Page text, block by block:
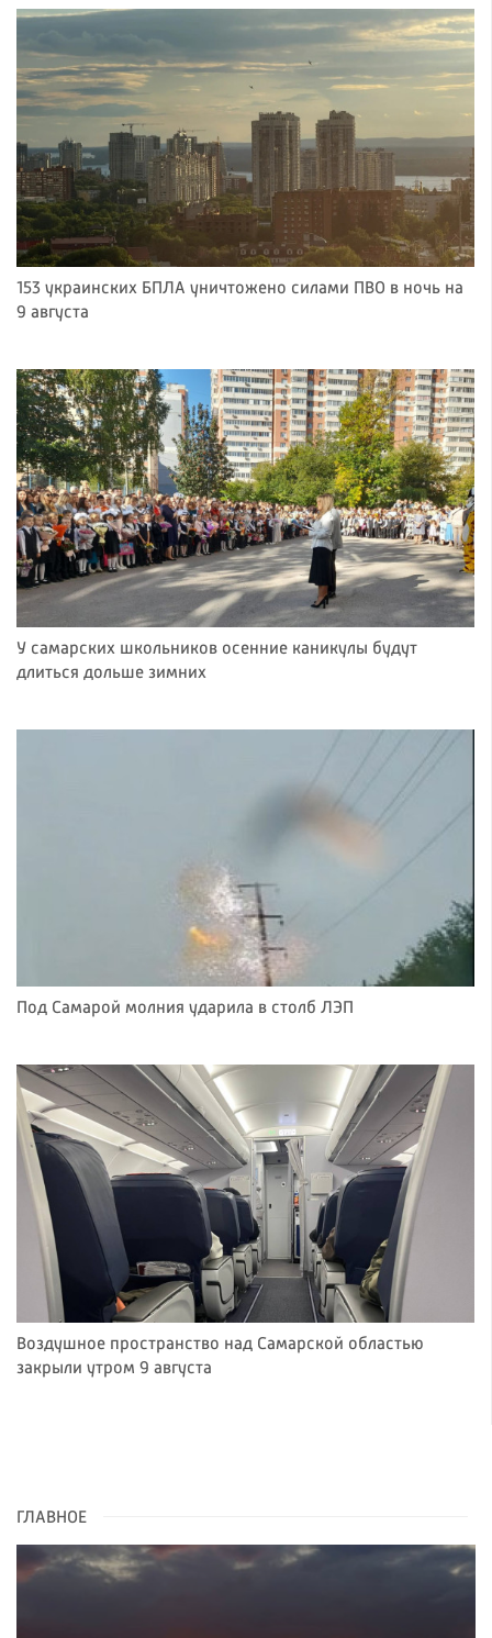
153 украинских БПЛА уничтожено силами ПВО в ночь на
9 августа
У самарских школьников осенние каникулы будут
длиться дольше зимних
Под Самарой молния ударила в столб ЛЭП
Воздушное пространство над Самарской областью
закрыли утром 9 августа
ГЛАВНОЕ